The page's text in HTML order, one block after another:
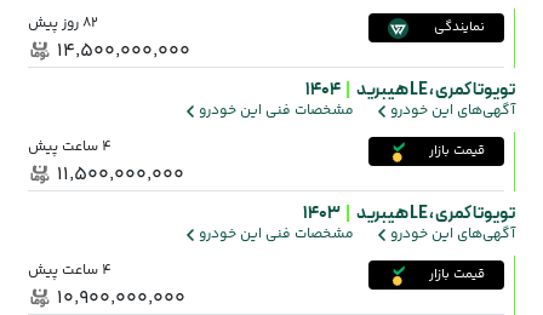
نمایندگی 82 روز پیش
۱۴٬۵۰۰٬۰۰۰٬۰۰۰
تویوتا کمری ،LE هیبرید 1404
آگهی‌های این خودرو مشخصات فنی این خودرو
قیمت بازار 4 ساعت پیش
۱۱٬۵۰۰٬۰۰۰٬۰۰۰
تویوتا کمری ،LE هیبرید 1403
آگهی‌های این خودرو مشخصات فنی این خودرو
قیمت بازار 4 ساعت پیش
۱۰٬۹۰۰٬۰۰۰٬۰۰۰